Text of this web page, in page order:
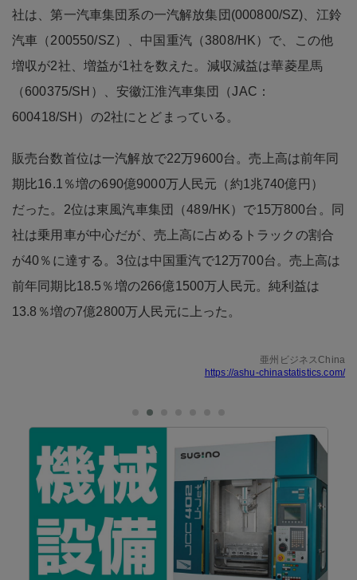
社は、第一汽車集団系の一汽解放集団(000800/SZ)、江鈴
汽車（200550/SZ）、中国重汽（3808/HK）で、この他
増収が2社、増益が1社を数えた。減収減益は華菱星馬
（600375/SH）、安徽江淮汽車集団（JAC：
600418/SH）の2社にとどまっている。
販売台数首位は一汽解放で22万9600台。売上高は前年同
期比16.1％増の690億9000万人民元（約1兆740億円）
だった。2位は東風汽車集団（489/HK）で15万800台。同
社は乗用車が中心だが、売上高に占めるトラックの割合
が40％に達する。3位は中国重汽で12万700台。売上高は
前年同期比18.5％増の266億1500万人民元。純利益は
13.8％増の7億2800万人民元に上った。
亜州ビジネスChina
https://ashu-chinastatistics.com/